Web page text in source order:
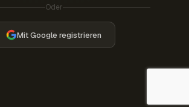
Oder
Mit Google registrieren